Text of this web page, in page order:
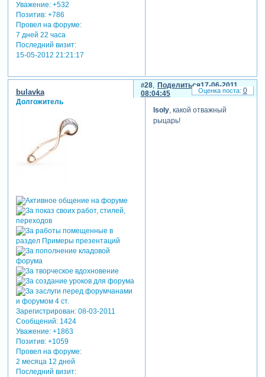
Уважение: +532
Позитив: +786
Провел на форуме:
7 дней 22 часа
Последний визит:
15-05-2012 21:21:17
Поделиться
28
17-06-2011
08:04:45
bulavka
Долгожитель
Зарегистрирован: 08-03-2011
Сообщений:1424
Уважение: +1863
Позитив: +1059
Провел на форуме:
2 месяца 12 дней
Последний визит:
lsoly, какой отважный
рыцарь!
0